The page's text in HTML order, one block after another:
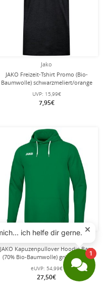
Jako
JAKO Freizeit-Tshirt Promo (Bio-
Baumwolle) schwarzmeliert/orange
Jungen
UVP: 15,99€
7,95€
JAKO Kapuzenpullover Hoodie Base
(70% Bio-Baumwolle) grün Herren
eUVP: 54,99€
27,50€